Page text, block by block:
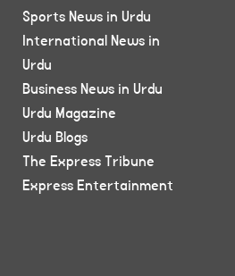
Sports News in Urdu
International News in
Urdu
Business News in Urdu
Urdu Magazine
Urdu Blogs
The Express Tribune
Express Entertainment